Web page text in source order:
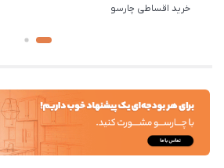
خرید اقساطی چارسو